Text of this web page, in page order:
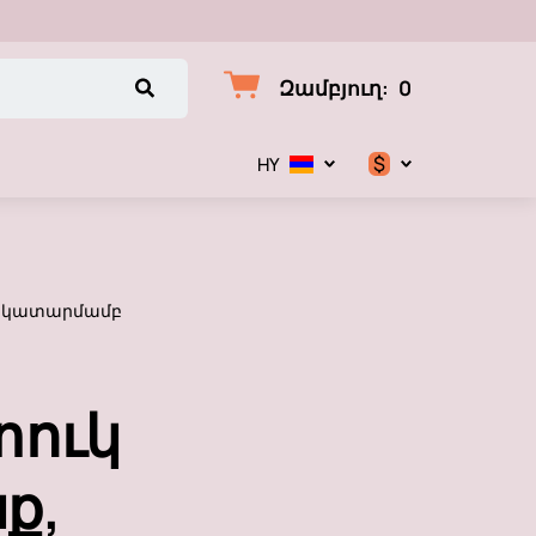
Զամբյուղ: 0
HY $
կատարմամբ